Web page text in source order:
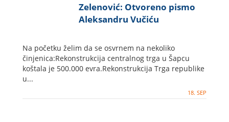
Zelenović: Otvoreno pismo
Aleksandru Vučiću
Na početku želim da se osvrnem na nekoliko
činjenica:Rekonstrukcija centralnog trga u Šapcu
koštala je 500.000 evra.Rekonstrukcija Trga republike
u...
18. SEP